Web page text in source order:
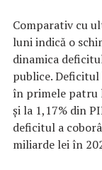
Comparativ cu
luni indică o
dinamica
publice. Deficitul
în primele patru
și la 1,17% din
deficitul a
miliarde lei în